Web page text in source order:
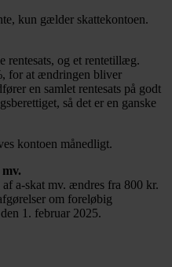
kun gælder skattekontoen.
rentesats, og et rentetillæg.
for at ændringen bliver
en samlet rentesats på godt
så det er en ganske
kontoen månedligt.
a-skat mv. ændres fra 800 kr.
om foreløbig
1. februar 2025.